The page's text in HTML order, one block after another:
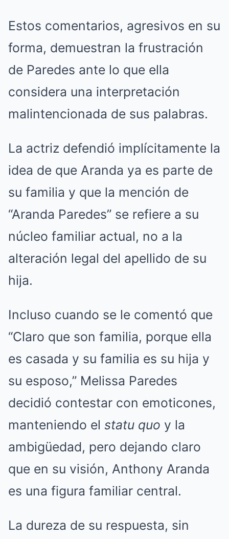
Estos comentarios, agresivos en su
forma, demuestran la frustración
de Paredes ante lo que ella
considera una interpretación
malintencionada de sus palabras.
La actriz defendió implícitamente la
idea de que Aranda ya es parte de
su familia y que la mención de
“Aranda Paredes” se refiere a su
núcleo familiar actual, no a la
alteración legal del apellido de su
hija.
Incluso cuando se le comentó que
“Claro que son familia, porque ella
es casada y su familia es su hija y
su esposo,” Melissa Paredes
decidió contestar con emoticones,
manteniendo el statu quo y la
ambigüedad, pero dejando claro
que en su visión, Anthony Aranda
es una figura familiar central.
La dureza de su respuesta, sin